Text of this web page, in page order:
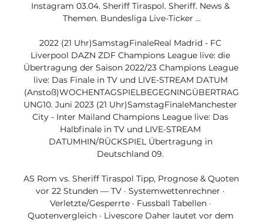
Instagram 03.04. Sheriff Tiraspol. Sheriff. News &
Themen. Bundesliga Live-Ticker ...
2022 (21 Uhr)SamstagFinaleReal Madrid - FC
Liverpool DAZN ZDF Champions League live: die
Übertragung der Saison 2022/23 Champions League
live: Das Finale in TV und LIVE-STREAM DATUM
(Anstoß)WOCHENTAGSPIELBEGEGNINGÜBERTRAG
UNG10. Juni 2023 (21 Uhr)SamstagFinaleManchester
City - Inter Mailand Champions League live: Das
Halbfinale in TV und LIVE-STREAM
DATUMHIN/RÜCKSPIEL Übertragung in
Deutschland 09.
AS Rom vs. Sheriff Tiraspol Tipp, Prognose & Quoten
vor 22 Stunden — TV · Systemwettenrechner ·
Verletzte/Gesperrte · Fussball Tabellen ·
Quotenvergleich · Livescore Daher lautet vor dem